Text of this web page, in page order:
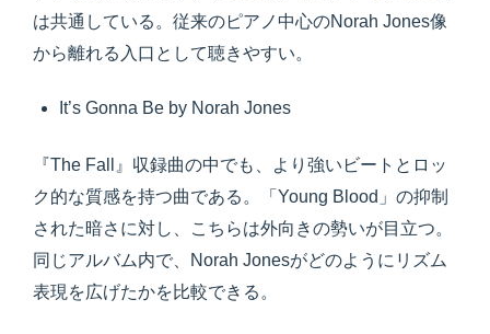
は共通している。従来のピアノ中心のNorah Jones像
から離れる入口として聴きやすい。
It’s Gonna Be by Norah Jones
『The Fall』収録曲の中でも、より強いビートとロッ
ク的な質感を持つ曲である。「Young Blood」の抑制
された暗さに対し、こちらは外向きの勢いが目立つ。
同じアルバム内で、Norah Jonesがどのようにリズム
表現を広げたかを比較できる。